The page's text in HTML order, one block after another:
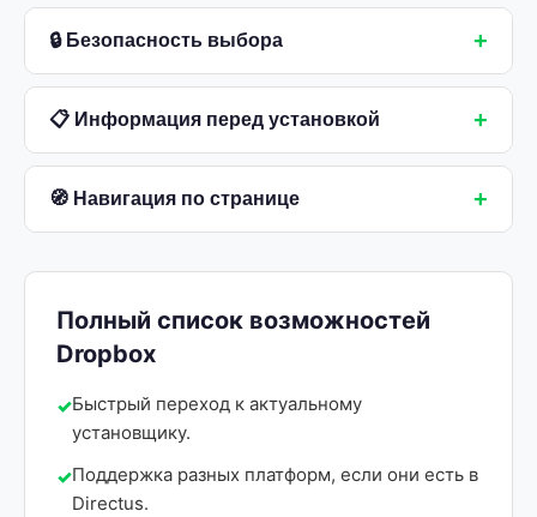
🔒 Безопасность выбора +
📋 Информация перед установкой +
🧭 Навигация по странице +
Полный список возможностей
Dropbox
Быстрый переход к актуальному
установщику.
Поддержка разных платформ, если они есть в
Directus.